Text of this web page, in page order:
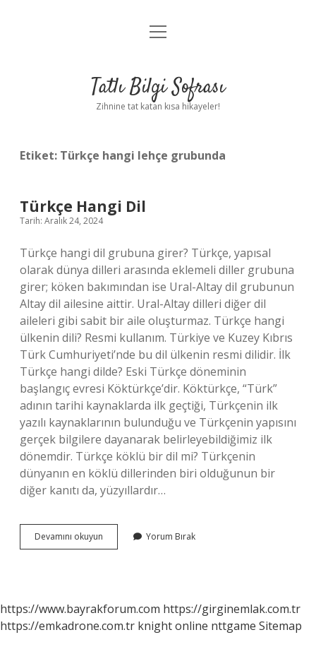
Anasayfa
Yasal Uyarı
menüyü
Tatlı Bilgi Sofrası
Zihnine tat katan kısa hikayeler!
Etiket: Türkçe hangi lehçe grubunda
Türkçe Hangi Dil
Tarih: Aralık 24, 2024
Türkçe hangi dil grubuna girer? Türkçe, yapısal
olarak dünya dilleri arasında eklemeli diller grubuna
girer; köken bakımından ise Ural-Altay dil grubunun
Altay dil ailesine aittir. Ural-Altay dilleri diğer dil
aileleri gibi sabit bir aile oluşturmaz. Türkçe hangi
ülkenin dili? Resmi kullanım. Türkiye ve Kuzey Kıbrıs
Türk Cumhuriyeti’nde bu dil ülkenin resmi dilidir. İlk
Türkçe hangi dilde? Eski Türkçe döneminin
başlangıç ​​evresi Köktürkçe’dir. Köktürkçe, “Türk”
adının tarihi kaynaklarda ilk geçtiği, Türkçenin ilk
yazılı kaynaklarının bulunduğu ve Türkçenin yapısını
gerçek bilgilere dayanarak belirleyebildiğimiz ilk
dönemdir. Türkçe köklü bir dil mi? Türkçenin
dünyanın en köklü dillerinden biri olduğunun bir
diğer kanıtı da, yüzyıllardır…
Devamını okuyun
Hangi
Yorum Bırak
https://www.bayrakforum.com https://girginemlak.com.tr
https://emkadrone.com.tr knight online nttgame Sitemap